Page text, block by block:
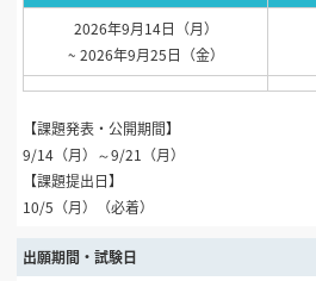
2026年9月14日（月）
~ 2026年9月25日（金）
【課題発表・公開期間】
9/14（月）～9/21（月）
【課題提出日】
10/5（月）（必着）
出願期間・試験日